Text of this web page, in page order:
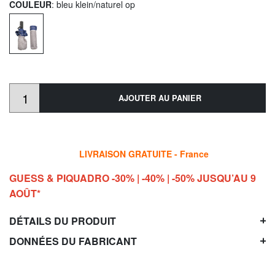
COULEUR: bleu klein/naturel op
AJOUTER AU PANIER
LIVRAISON GRATUITE - France
GUESS & PIQUADRO -30% | -40% | -50% JUSQU’AU 9
AOÛT*
DÉTAILS DU PRODUIT
DONNÉES DU FABRICANT